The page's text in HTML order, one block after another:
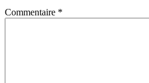
Commentaire *